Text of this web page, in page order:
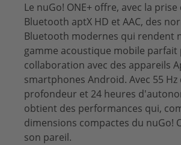
Le nuGo! ONE+ offre, avec la
Bluetooth aptX HD et AAC, des
Bluetooth modernes qui rendent
gamme acoustique mobile parfait
collaboration avec des appareils
smartphones Android. Avec 55 Hz
profondeur et 24 heures
obtient des performances qui,
dimensions compactes du nuGo!
son pareil.